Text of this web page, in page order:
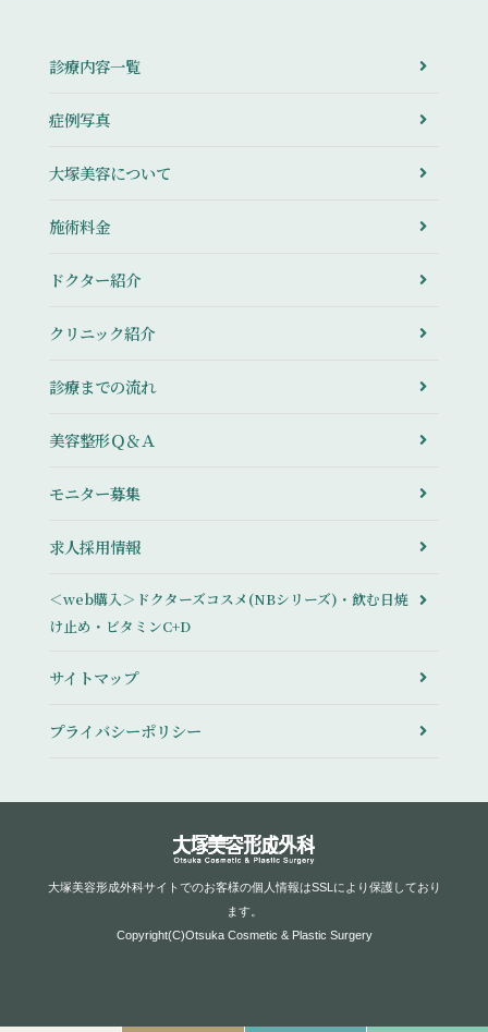
診療内容一覧
症例写真
大塚美容について
施術料金
ドクター紹介
クリニック紹介
診療までの流れ
美容整形Ｑ＆Ａ
モニター募集
求人採用情報
＜web購入＞ドクターズコスメ(NBシリーズ)・飲む日焼
け止め・ビタミンC+D
サイトマップ
プライバシーポリシー
大塚美容形成外科サイトでのお客様の個人情報はSSLにより保護しており
ます。
Copyright(C)Otsuka Cosmetic & Plastic Surgery